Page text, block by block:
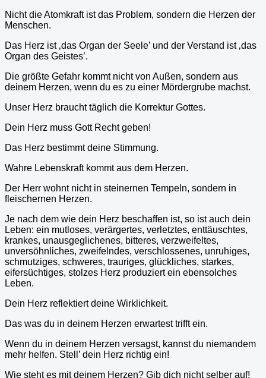
Nicht die Atomkraft ist das Problem, sondern die Herzen der
Menschen.
Das Herz ist ‚das Organ der Seele’ und der Verstand ist ‚das
Organ des Geistes’.
Die größte Gefahr kommt nicht von Außen, sondern aus
deinem Herzen, wenn du es zu einer Mördergrube machst.
Unser Herz braucht täglich die Korrektur Gottes.
Dein Herz muss Gott Recht geben!
Das Herz bestimmt deine Stimmung.
Wahre Lebenskraft kommt aus dem Herzen.
Der Herr wohnt nicht in steinernen Tempeln, sondern in
fleischernen Herzen.
Je nach dem wie dein Herz beschaffen ist, so ist auch dein
Leben: ein mutloses, verärgertes, verletztes, enttäuschtes,
krankes, unausgeglichenes, bitteres, verzweifeltes,
unversöhnliches, zweifelndes, verschlossenes, unruhiges,
schmutziges, schweres, trauriges, glückliches, starkes,
eifersüchtiges, stolzes Herz produziert ein ebensolches
Leben.
Dein Herz reflektiert deine Wirklichkeit.
Das was du in deinem Herzen erwartest trifft ein.
Wenn du in deinem Herzen versagst, kannst du niemandem
mehr helfen. Stell’ dein Herz richtig ein!
Wie steht es mit deinem Herzen? Gib dich nicht selber auf!